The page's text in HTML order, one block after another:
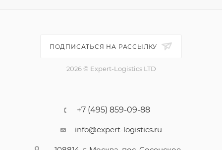
ПОДПИСАТЬСЯ НА РАССЫЛКУ
2026 © Expert-Logistics LTD
+7 (495) 859-09-88
info@expert-logistics.ru